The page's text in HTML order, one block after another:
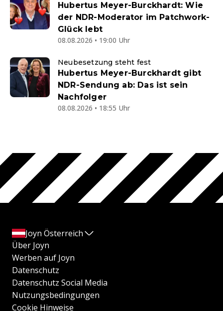
Hubertus Meyer-Burckhardt: Wie
der NDR-Moderator im Patchwork-
Glück lebt
08.08.2026 • 19:00 Uhr
Neubesetzung steht fest
Hubertus Meyer-Burckhardt gibt
NDR-Sendung ab: Das ist sein
Nachfolger
08.08.2026 • 18:55 Uhr
Joyn Österreich
Über Joyn
Werben auf Joyn
Datenschutz
Datenschutz Social Media
Nutzungsbedingungen
Cookie Hinweise